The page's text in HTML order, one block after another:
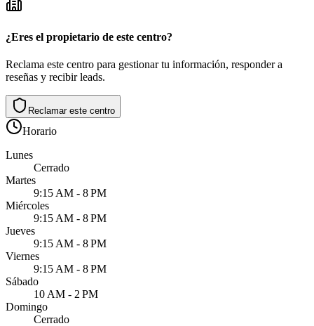
¿Eres el propietario de este centro?
Reclama este centro para gestionar tu información, responder a
reseñas y recibir leads.
Reclamar este centro
Horario
Lunes
Cerrado
Martes
9:15 AM - 8 PM
Miércoles
9:15 AM - 8 PM
Jueves
9:15 AM - 8 PM
Viernes
9:15 AM - 8 PM
Sábado
10 AM - 2 PM
Domingo
Cerrado